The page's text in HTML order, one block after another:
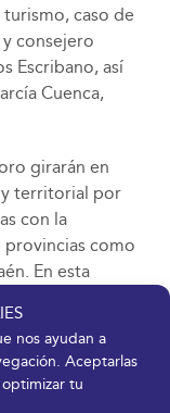
nos ayudan a
Aceptarlas
tu
caso de
consejero
Escribano, así
Cuenca,
girarán en
territorial por
con la
como
En esta
de la
la Facultad
y